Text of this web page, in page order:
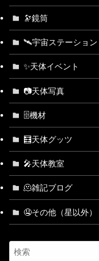
🔭鏡筒
🛰宇宙ステーション
✨天体イベント
📷天体写真
🗄機材
🧮天体グッツ
🎤天体教室
🫠雑記ブログ
🤤その他（星以外）